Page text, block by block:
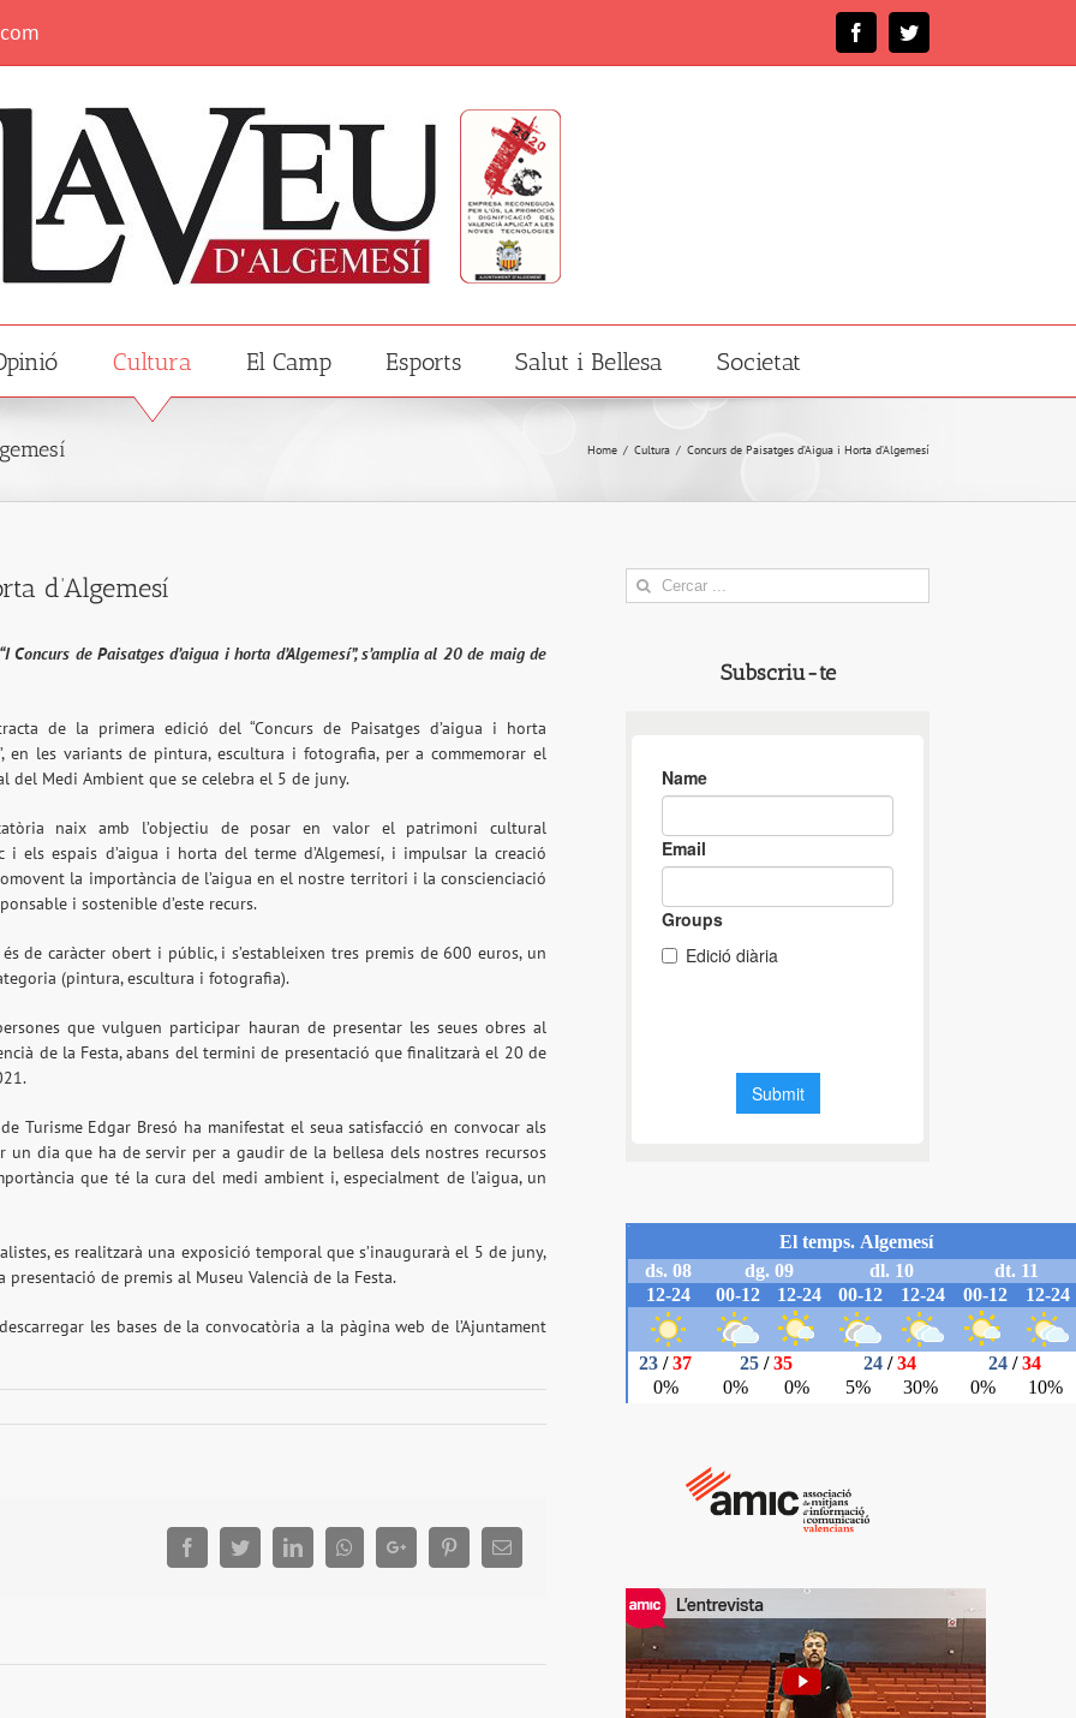
FacebookTwitter
Cultura El Camp Esports Salut i Bellesa Societat
Home / Cultura / Concurs de Paisatges d’Aigua i Horta d’Algemesí
d’Algemesí
de Paisatges d’aigua i horta d’Algemesí”, s’amplia al 20 de maig de
de la primera edició del “Concurs de Paisatges d’aigua i horta
en les variants de pintura, escultura i fotografia, per a commemorar el
del Medi Ambient que se celebra el 5 de juny.
naix amb l’objectiu de posar en valor el patrimoni cultural
i els espais d’aigua i horta del terme d’Algemesí, i impulsar la creació
la importància de l’aigua en el nostre territori i la conscienciació
i sostenible d’este recurs.
de caràcter obert i públic, i s’estableixen tres premis de 600 euros, un
(pintura, escultura i fotografia).
que vulguen participar hauran de presentar les seues obres al
de la Festa, abans del termini de presentació que finalitzarà el 20 de
Turisme Edgar Bresó ha manifestat el seua satisfacció en convocar als
dia que ha de servir per a gaudir de la bellesa dels nostres recursos
que té la cura del medi ambient i, especialment de l’aigua, un
es realitzarà una exposició temporal que s’inaugurarà el 5 de juny,
de premis al Museu Valencià de la Festa.
les bases de la convocatòria a la pàgina web de l’Ajuntament
FacebookTwitterLinkedInWhatsappGoogle+ PinterestEmail
Search
for:
Subscriu-te